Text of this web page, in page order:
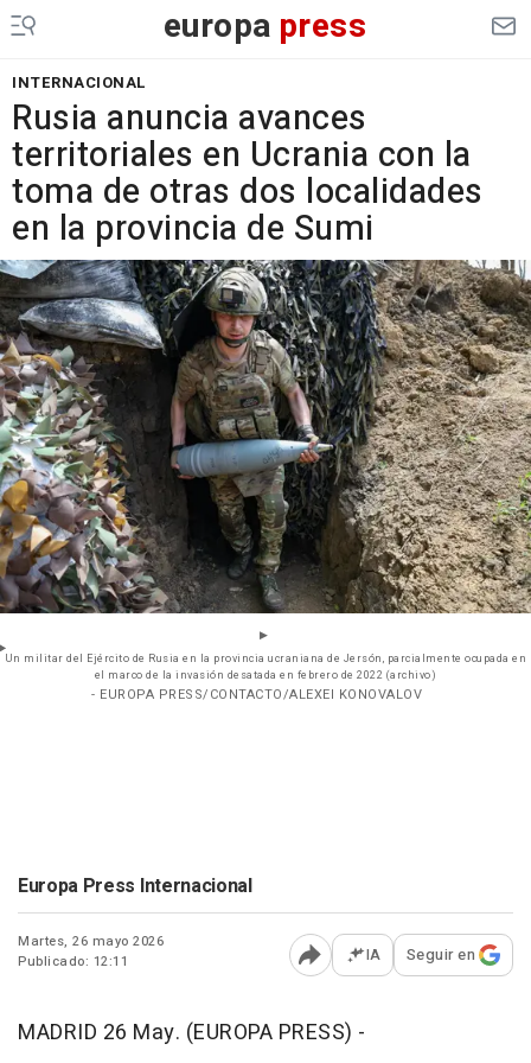
europa press
INTERNACIONAL
Rusia anuncia avances
territoriales en Ucrania con la
toma de otras dos localidades
en la provincia de Sumi
Un militar del Ejército de Rusia en la provincia ucraniana de Jersón, parcialmente ocupada en
el marco de la invasión desatada en febrero de 2022 (archivo)
- EUROPA PRESS/CONTACTO/ALEXEI KONOVALOV
Europa Press Internacional
Martes, 26 mayo 2026
Publicado: 12:11
Abrir opciones para
IA Seguir en
MADRID 26 May. (EUROPA PRESS) -